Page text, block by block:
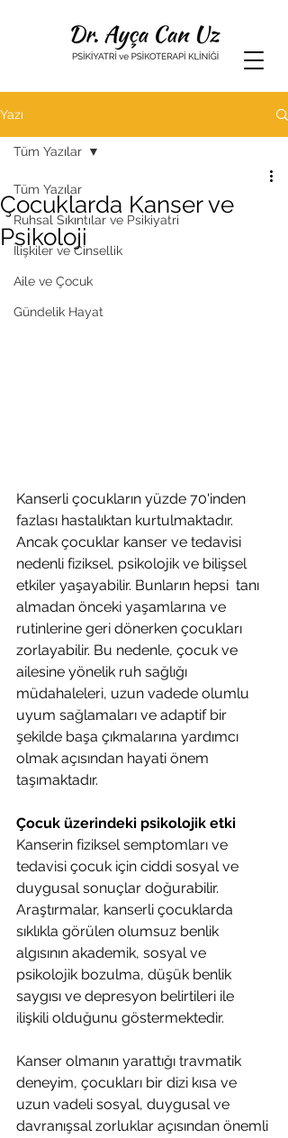
Yazı
Tüm Yazılar
Ruhsal Sıkıntılar ve Psikiyatri
İlişkiler ve Cinsellik
Aile ve Çocuk
Gündelik Hayat
Tüm Yazılar
Çocuklarda Kanser ve
Psikoloji
Kanserli çocukların yüzde 70'inden
fazlası hastalıktan kurtulmaktadır.
Ancak çocuklar kanser ve tedavisi
nedenli fiziksel, psikolojik ve bilişsel
etkiler yaşayabilir. Bunların hepsi  tanı
almadan önceki yaşamlarına ve
rutinlerine geri dönerken çocukları
zorlayabilir. Bu nedenle, çocuk ve
ailesine yönelik ruh sağlığı
müdahaleleri, uzun vadede olumlu
uyum sağlamaları ve adaptif bir
şekilde başa çıkmalarına yardımcı
olmak açısından hayati önem
taşımaktadır.
Çocuk üzerindeki psikolojik etki
Kanserin fiziksel semptomları ve
tedavisi çocuk için ciddi sosyal ve
duygusal sonuçlar doğurabilir.
Araştırmalar, kanserli çocuklarda
sıklıkla görülen olumsuz benlik
algısının akademik, sosyal ve
psikolojik bozulma, düşük benlik
saygısı ve depresyon belirtileri ile
ilişkili olduğunu göstermektedir.
Kanser olmanın yarattığı travmatik
deneyim, çocukları bir dizi kısa ve
uzun vadeli sosyal, duygusal ve
davranışsal zorluklar açısından önemli